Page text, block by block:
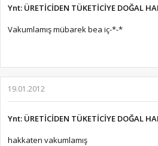
Ynt: ÜRETİCİDEN TÜKETİCİYE DOĞAL
Vakumlamış mübarek bea iç-*-*
19.01.2012
Ynt: ÜRETİCİDEN TÜKETİCİYE DOĞAL
hakkaten vakumlamış